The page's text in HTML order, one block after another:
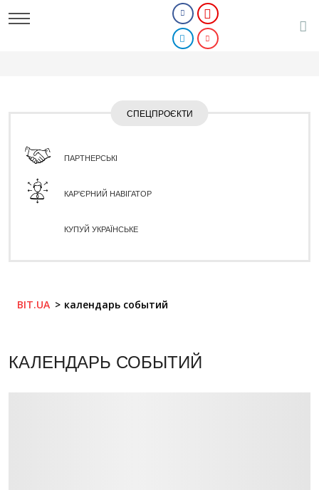
СПЕЦПРОЄКТИ
ПАРТНЕРСЬКІ
КАР'ЄРНИЙ НАВІГАТОР
КУПУЙ УКРАЇНСЬКЕ
BIT.UA календарь событий
КАЛЕНДАРЬ СОБЫТИЙ